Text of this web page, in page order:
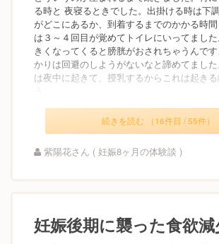
る時と 夜寝るときでした。出掛ける時は下
がどこにあるか、到着するまでのかかる時
は３～４回目が覚めてトイレにいってまし
きくなってくると膀胱がおされちゃうんで
かりは回避のしようがないなと諦めてまし
は夜中に起きて、授乳するからこれは起き
う...
続きを読む （16件目 / 55件）
紫陽花さん ( 妊娠8ヶ月の体験談 )
妊娠後期に襲った食欲